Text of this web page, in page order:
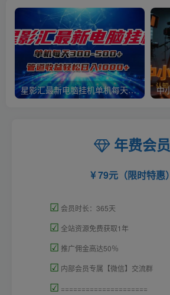
星影汇最新电脑挂机单机每天300+团队管道收益轻松日入1000+
年费会员
79元（限时特惠）
☑ 会员时长：365天
☑ 全站资源免费获取1年
☑ 推广佣金高达50％
☑ 内部会员专属【微信】交流群
☑ =====================